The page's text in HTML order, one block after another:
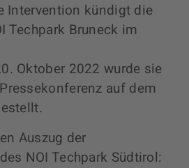
Intervention kündigt die
Techpark Bruneck im
Oktober 2022 wurde sie
auf dem
Auszug der
NOI Techpark Südtirol: